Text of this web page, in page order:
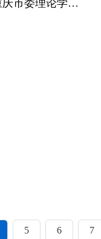
中共重庆市委理论学习中心组丨深入学习贯彻习近平文化思想 加快打造新时代文化强市
5 6 7